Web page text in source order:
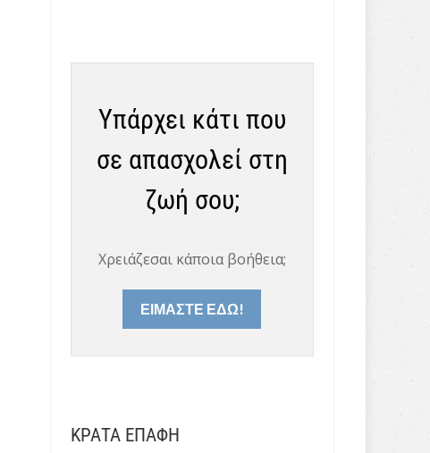
Υπάρχει κάτι που
σε απασχολεί στη
ζωή σου;
Χρειάζεσαι κάποια βοήθεια;
ΕΙΜΑΣΤΕ ΕΔΩ!
ΚΡΑΤΑ ΕΠΑΦΗ